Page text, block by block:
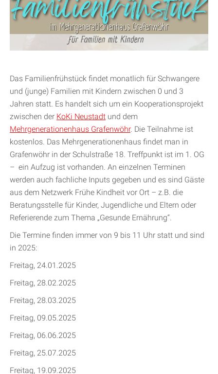
Das Familienfrühstück findet monatlich für Schwangere
und (junge) Familien mit Kindern zwischen 0 und 3
Jahren statt. Es handelt sich um ein Kooperationsprojekt
zwischen der KoKi Neustadt und dem
Mehrgenerationenhaus Grafenwöhr. Die Teilnahme ist
kostenlos. Das Mehrgenerationenhaus findet man in
Grafenwöhr in der Schulstraße 18. Treffpunkt ist im 1. OG
– ein Aufzug ist vorhanden. An einzelnen Terminen
werden auch fachliche Inputs gegeben und es sind Gäste
aus dem Netzwerk Frühe Kindheit vor Ort – z.B. die
Beratungsstelle für Kinder, Jugendliche und Eltern oder
Referierende zum Thema „Gesunde Ernährung“.
Die Termine finden immer von 9 bis 11 Uhr statt und sind
in 2025:
Freitag, 24.01.2025
Freitag, 28.02.2025
Freitag, 28.03.2025
Freitag, 09.05.2025
Freitag, 06.06.2025
Freitag, 25.07.2025
Freitag, 19.09.2025